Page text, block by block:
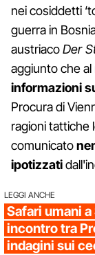
nei cosiddetti
guerra in
austriacoDer
aggiunto che
informazioni
Procura di
ragioni tattiche
comunicato
ipotizzati
LEGGI ANCHE
Safari umani
incontro tra
indagini sui